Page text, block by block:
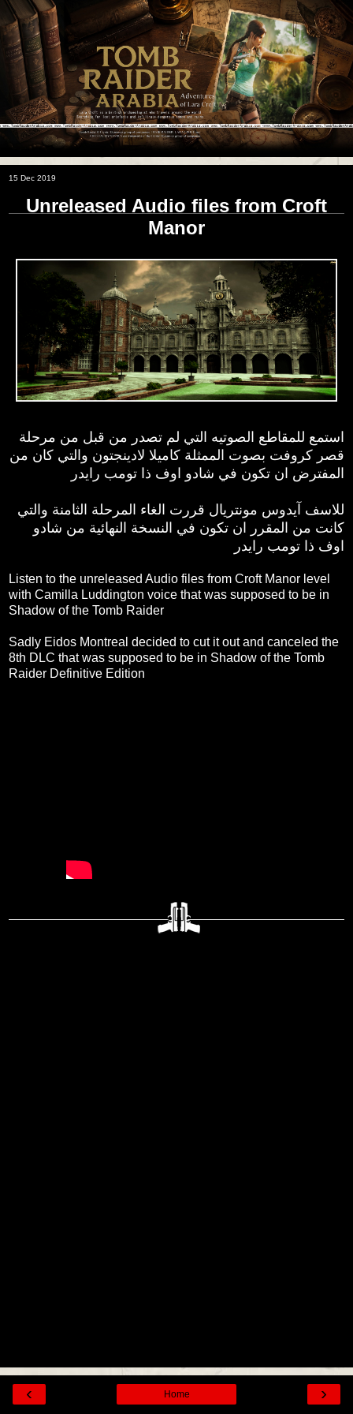
15 Dec 2019
Unreleased Audio files from Croft
Manor
استمع للمقاطع الصوتيه التي لم تصدر من قبل من مرحلة
قصر كروفت بصوت الممثلة كاميلا لادينجتون والتي كان من
المفترض ان تكون في شادو اوف ذا تومب رايدر
للاسف آيدوس مونتريال قررت الغاء المرحلة الثامنة والتي
كانت من المقرر ان تكون في النسخة النهائية من شادو
اوف ذا تومب رايدر
Listen to the unreleased Audio files from Croft Manor level
with Camilla Luddington voice that was supposed to be in
Shadow of the Tomb Raider
Sadly Eidos Montreal decided to cut it out and canceled the
8th DLC that was supposed to be in Shadow of the Tomb
Raider Definitive Edition
‹ ›
Home